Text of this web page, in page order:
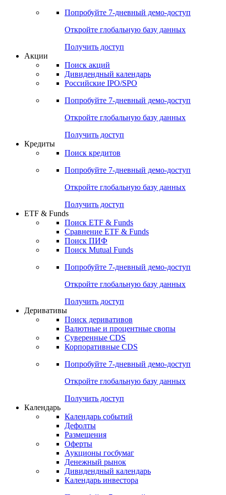
Попробуйте 7-дневный демо-доступ
Откройте глобальную базу данных
Получить доступ
Акции
Поиск акций
Дивидендный календарь
Российские IPO/SPO
Попробуйте 7-дневный демо-доступ
Откройте глобальную базу данных
Получить доступ
Кредиты
Поиск кредитов
Попробуйте 7-дневный демо-доступ
Откройте глобальную базу данных
Получить доступ
ETF & Funds
Поиск ETF & Funds
Сравнение ETF & Funds
Поиск ПИФ
Поиск Mutual Funds
Попробуйте 7-дневный демо-доступ
Откройте глобальную базу данных
Получить доступ
Деривативы
Поиск деривативов
Валютные и процентные свопы
Суверенные CDS
Корпоративные CDS
Попробуйте 7-дневный демо-доступ
Откройте глобальную базу данных
Получить доступ
Календарь
Календарь событий
Дефолты
Размещения
Оферты
Аукционы госбумаг
Денежный рынок
Дивидендный календарь
Календарь инвестора